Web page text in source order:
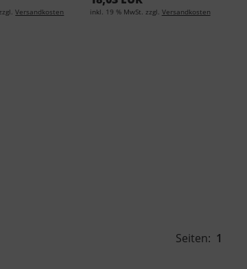
Versandkosten inkl. 19 % MwSt. zzgl. Versandkosten
Seiten: 1